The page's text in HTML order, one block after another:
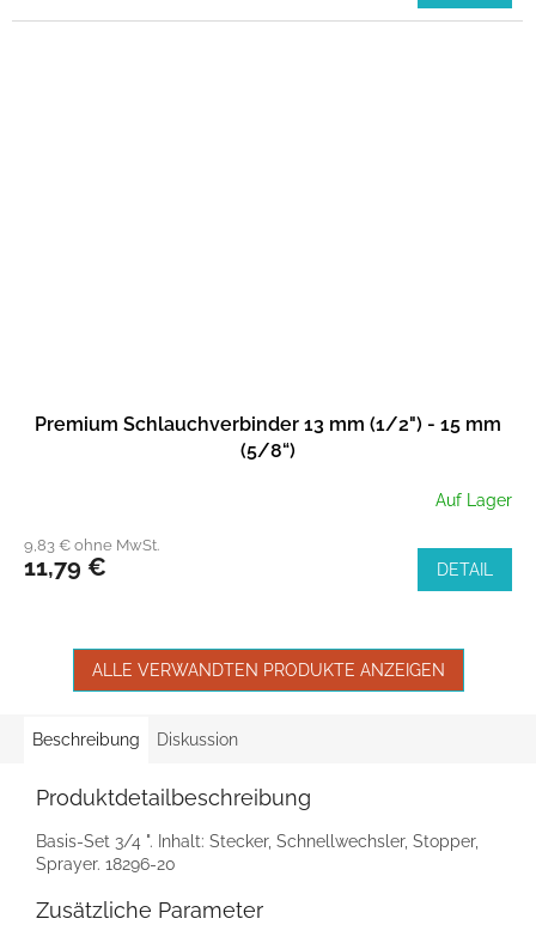
Premium Schlauchverbinder 13 mm (1/2") - 15 mm
(5/8“)
Auf Lager
9,83 € ohne MwSt.
11,79 € DETAIL
ALLE VERWANDTEN PRODUKTE ANZEIGEN
Beschreibung Diskussion
Produktdetailbeschreibung
Basis-Set 3/4 ". Inhalt: Stecker, Schnellwechsler, Stopper,
Sprayer. 18296-20
Zusätzliche Parameter